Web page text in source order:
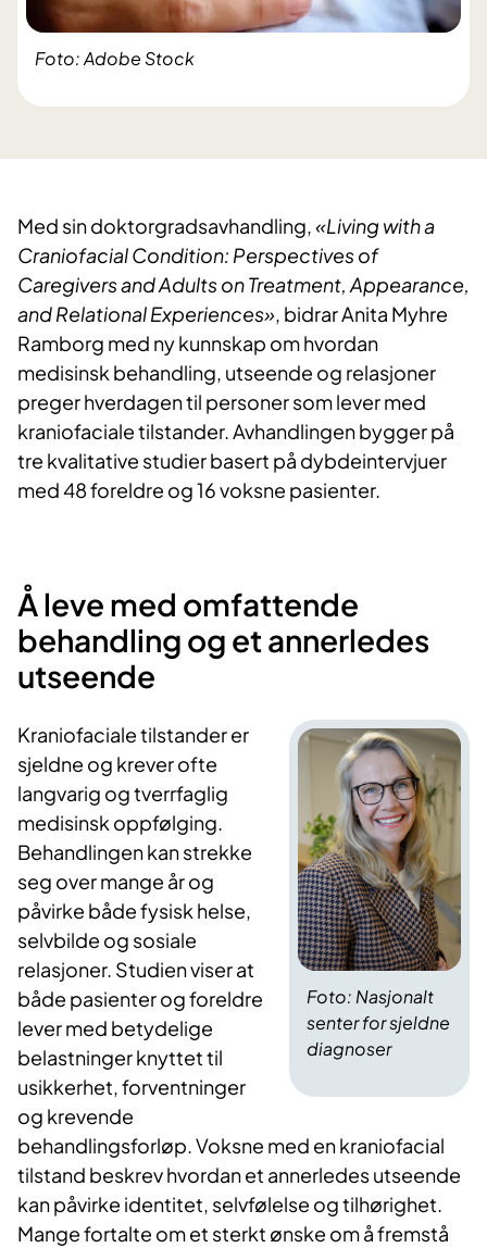
Foto: Adobe Stock
Med sin doktorgradsavhandling,«Living with a
Craniofacial Condition: Perspectives of
Caregivers and Adults on Treatment, Appearance,
and Relational Experiences», bidrar Anita Myhre
Ramborg med ny kunnskap om hvordan
medisinsk behandling, utseende og relasjoner
preger hverdagen til personer som lever med
kraniofacialetilstander. Avhandlingen bygger på
tre kvalitative studier basert på dybdeintervjuer
med 48 foreldre og 16 voksne pasienter.
Å leve med omfattende
behandling og et annerledes
utseende
Foto: Nasjonalt
senter for sjeldne
diagnoser
Kraniofaciale tilstander er
sjeldne og krever ofte
langvarig og tverrfaglig
medisinsk oppfølging.
Behandlingen kan strekke
seg over mange år og
påvirke både fysisk helse,
selvbilde og sosiale
relasjoner. Studien viser at
både pasienter og foreldre
lever med betydelige
belastninger knyttet til
usikkerhet, forventninger
og krevende
behandlingsforløp.Voksne med en kraniofacial
tilstand beskrev hvordan et annerledes utseende
kan påvirke identitet, selvfølelse og tilhørighet.
Mange fortalte om et sterkt ønske om å fremstå